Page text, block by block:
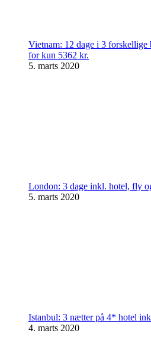
Vietnam: 12 dage i 3
for kun 5362 kr.
5. marts 2020
London: 3 dage inkl. hotel, fly
5. marts 2020
Istanbul: 3 nætter på 4* hotel
4. marts 2020